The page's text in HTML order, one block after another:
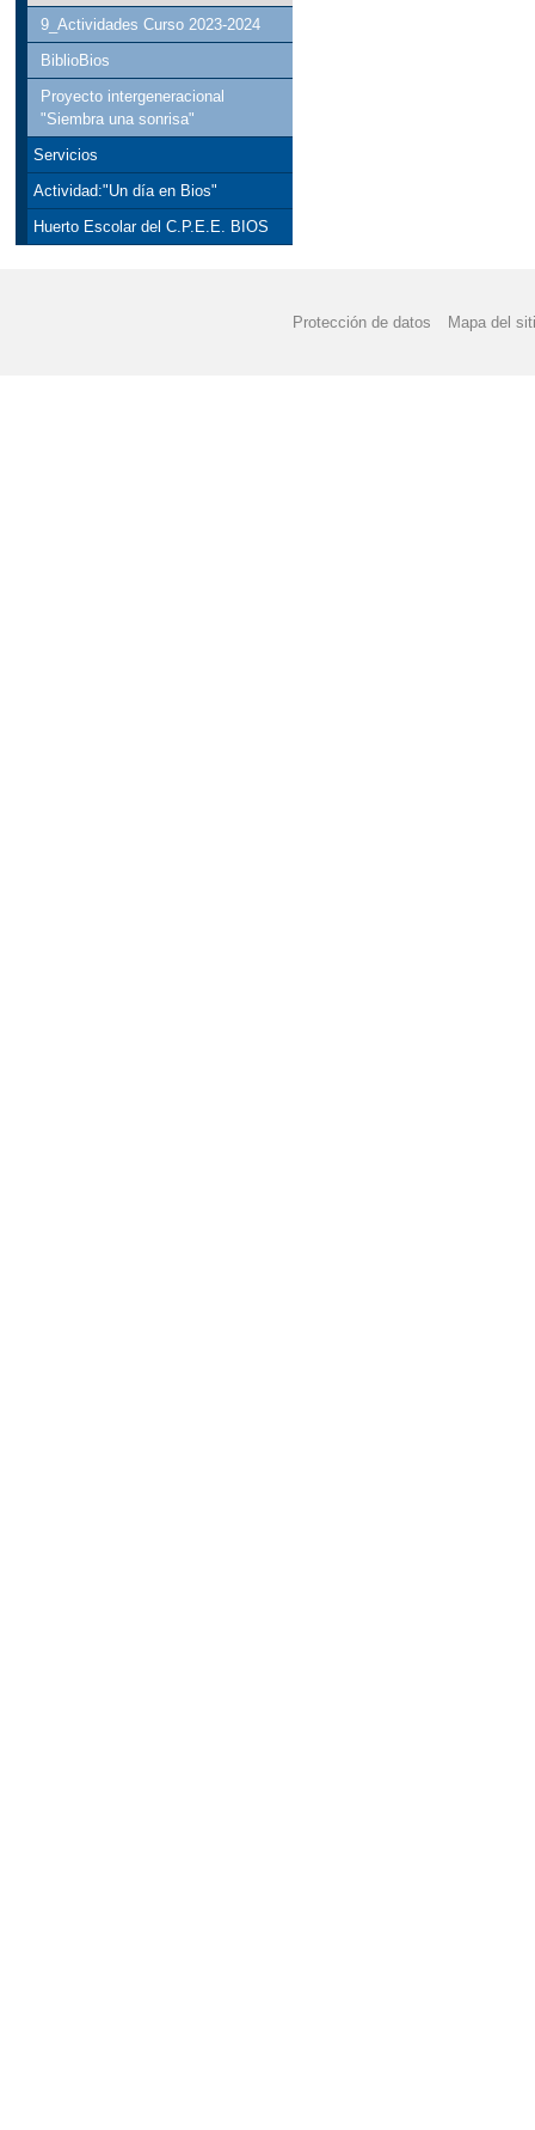
9_Actividades Curso 2023-2024
BiblioBios
Proyecto intergeneracional
"Siembra una sonrisa"
Servicios
Actividad:"Un día en Bios"
Huerto Escolar del C.P.E.E. BIOS
Protección de datos Mapa del